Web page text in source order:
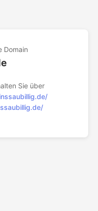
Domain
Sie über